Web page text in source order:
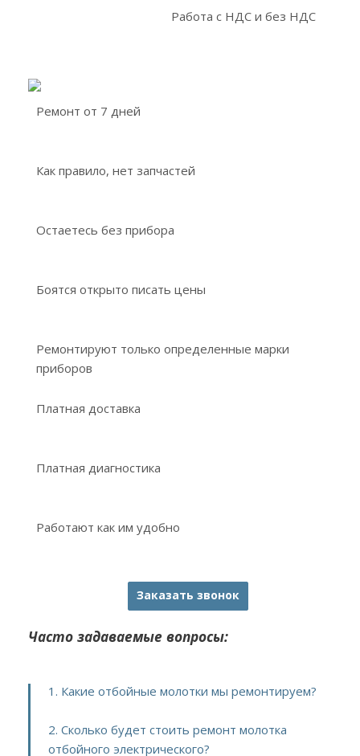
Работа с НДС и без НДС
Ремонт от 7 дней
Как правило, нет запчастей
Остаетесь без прибора
Боятся открыто писать цены
Ремонтируют только определенные марки
приборов
Платная доставка
Платная диагностика
Работают как им удобно
Заказать звонок
Часто задаваемые вопросы:
1. Какие отбойные молотки мы ремонтируем?
2. Сколько будет стоить ремонт молотка
отбойного электрического?